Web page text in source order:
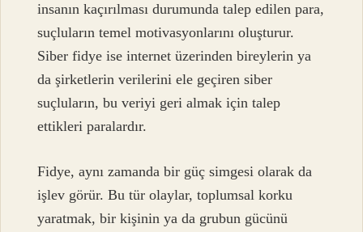
insanın kaçırılması durumunda talep edilen para,
suçluların temel motivasyonlarını oluşturur.
Siber fidye ise internet üzerinden bireylerin ya
da şirketlerin verilerini ele geçiren siber
suçluların, bu veriyi geri almak için talep
ettikleri paralardır.
Fidye, aynı zamanda bir güç simgesi olarak da
işlev görür. Bu tür olaylar, toplumsal korku
yaratmak, bir kişinin ya da grubun gücünü